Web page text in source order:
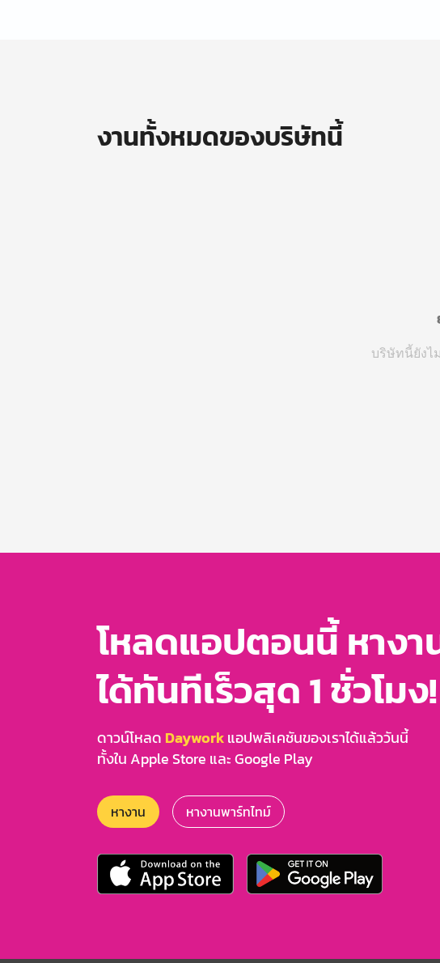
งานทั้งหมดของบริษัทนี้
บริษัทนี้ยังไ
โหลดแอปตอนนี้ หางา
ได้ทันทีเร็วสุด 1 ชั่วโมง!
ดาวน์โหลด Dayworkแอปพลิเคชันของเราได้แล้ววันนี้
ทั้งใน Apple Store และ Google Play
หางาน หางานพาร์ทไทม์